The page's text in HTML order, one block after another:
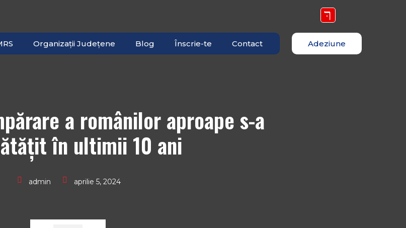
Organizații Județene Blog Înscrie-te Contact Adeziune
a românilor aproape s-a
în ultimii 10 ani
admin aprilie 5, 2024